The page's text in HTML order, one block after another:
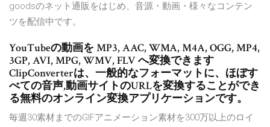
goodsのネット通販をはじめ、音源・動画・様々なコンテン
ツを配信中です。
YouTubeの動画を MP3, AAC, WMA, M4A, OGG, MP4,
3GP, AVI, MPG, WMV, FLV へ変換できます
ClipConverterは、一般的なフォーマットに、ほぼす
べての音声,動画サイトのURLを変換することができ
る無料のオンライン変換アプリケーションです。
毎週30素材までのGIFアニメーション素材を300万以上のロイ